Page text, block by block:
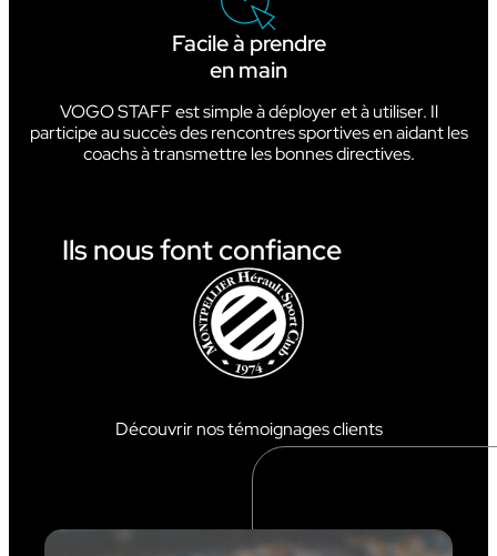
Facile à prendre
en main
VOGO STAFF est simple à déployer et à utiliser. Il
participe au succès des rencontres sportives en aidant les
coachs à transmettre les bonnes directives.
Ils nous font confiance
Découvrir nos témoignages clients